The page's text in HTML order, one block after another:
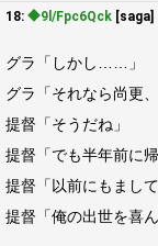
18: ◆9l/Fpc6Qck [saga]
グラ「しかし……」
グラ「それなら尚更
提督「そうだね」
提督「でも半年前に
提督「以前にもまし
提督「俺の出世を喜